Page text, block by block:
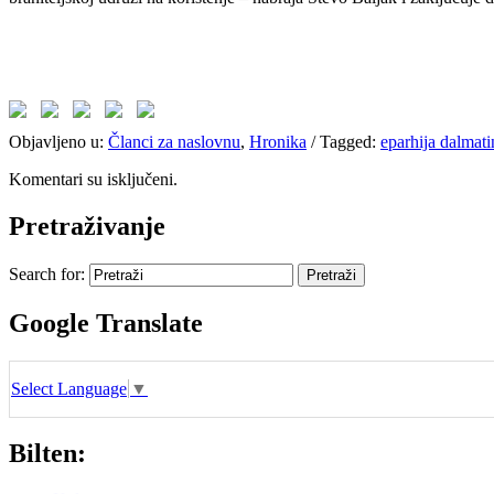
Objavljeno u: Članci za naslovnu, Hronika /Tagged: eparhija
Komentari su isključeni.
Pretraživanje
Search for:
Google Translate
Select Language ▼
Bilten: